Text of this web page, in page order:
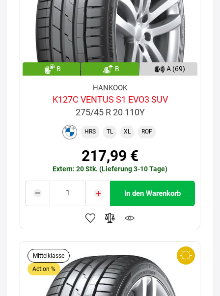
B B A (69)
HANKOOK
K127C VENTUS S1 EVO3 SUV
275/45 R 20 110Y
HRS TL XL ROF
217,99 €
Extern: 20 Stk. (Lieferung 3-10 Tage)
In den Warenkorb
Mittelklasse
Action %